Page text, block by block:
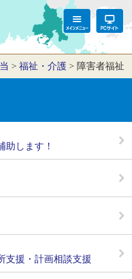
> 福祉・介護 > 障害者福祉
助します！
支援・計画相談支援